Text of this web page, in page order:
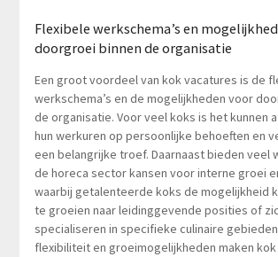
Flexibele werkschema’s en
doorgroei binnen de organisatie
Een groot voordeel van kok vacatures is de
werkschema’s en de mogelijkheden voor
de organisatie. Voor veel koks is het kunnen
hun werkuren op persoonlijke behoeften en
een belangrijke troef. Daarnaast bieden veel
de horeca sector kansen voor interne groei
waarbij getalenteerde koks de mogelijkheid
te groeien naar leidinggevende posities of
specialiseren in specifieke culinaire
flexibiliteit en groeimogelijkheden maken